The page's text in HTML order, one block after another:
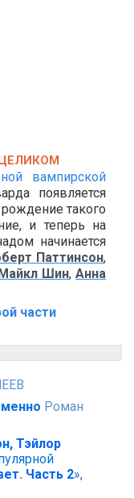
вампирской
появляется
такого
и теперь на
начинается
Паттинсон,
Шин,Анна
части
Роман
Тэйлор
Часть 2»,